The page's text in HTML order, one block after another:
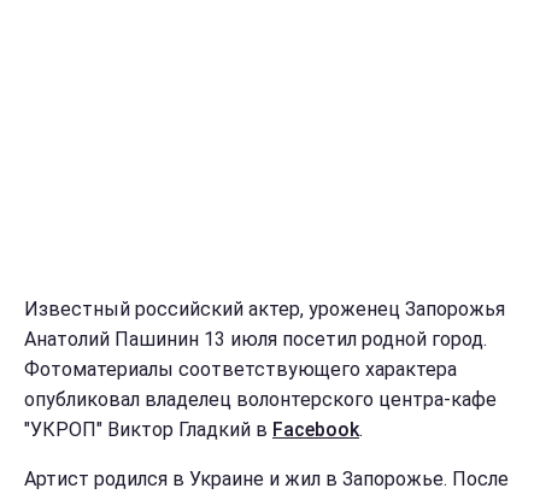
Известный российский актер, уроженец Запорожья
Анатолий Пашинин 13 июля посетил родной город.
Фотоматериалы соответствующего характера
опубликовал владелец волонтерского центра-кафе
"УКРОП" Виктор Гладкий в Facebook.
Артист родился в Украине и жил в Запорожье. После